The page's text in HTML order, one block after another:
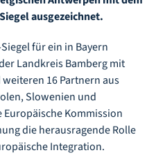
ausgezeichnet.
für ein in Bayern
Landkreis Bamberg mit
16 Partnern aus
Slowenien und
Europäische Kommission
die herausragende Rolle
Integration.